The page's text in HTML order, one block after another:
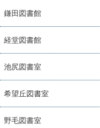
鎌田図書館
経堂図書館
池尻図書室
希望丘図書室
野毛図書室